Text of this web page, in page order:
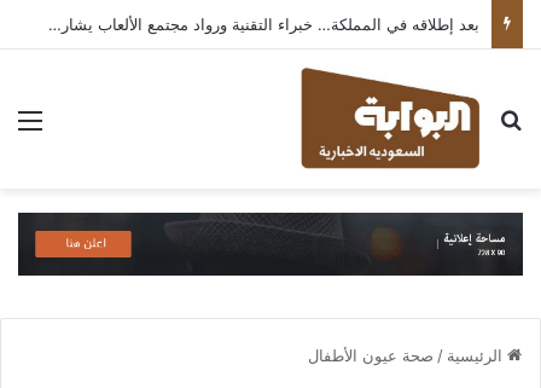
بعد إطلاقه في المملكة… خبراء التقنية ورواد مجتمع الألعاب يشاركون انطباعاتهم حول TECNO POVA 8 Pro 5G
بحث عن
الرئيسية / صحة عيون الأطفال